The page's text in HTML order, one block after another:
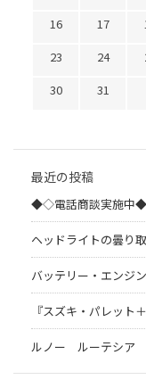
16
17
23
24
30
31
最近の投稿
◆◇電話商談実施中
ヘッドライトの曇り
バッテリー・エンジ
『スズキ・パレット
ルノー ルーテシア